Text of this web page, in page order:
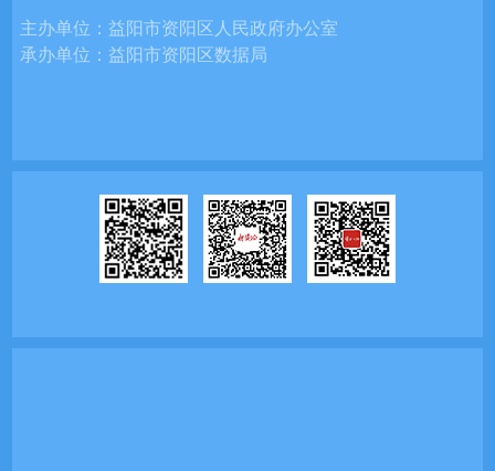
主办单位：益阳市资阳区人民政府办公室
承办单位：益阳市资阳区数据局